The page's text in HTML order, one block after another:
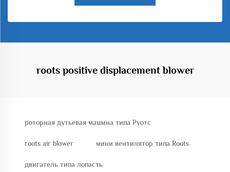
roots positive displacement blower
роторная дутьевая машина типа Руотс
roots air blower мини вентилятор типа Roots
двигатель типа лопасть